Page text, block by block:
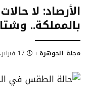
الأرصاد: لا
بالمملكة.. وشتاء 2024
مجلة الجوهرة 17 فبراير، 2024